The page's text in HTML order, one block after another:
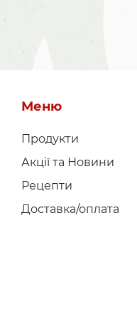
Меню
Продукти
Акції та Новини
Рецепти
Доставка/оплата